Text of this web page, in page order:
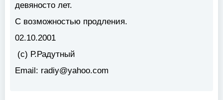
девяносто лет.
С возможностью продления.
02.10.2001
(c) Р.Радутный
Email: radiy@yahoo.com